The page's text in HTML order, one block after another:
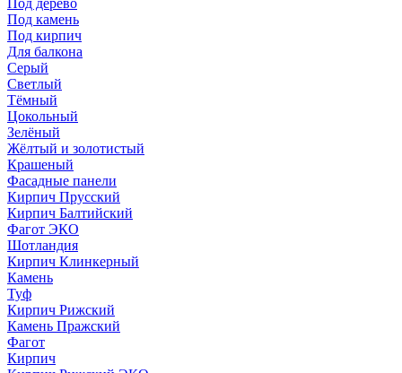
Под дерево
Под камень
Под кирпич
Для балкона
Серый
Светлый
Тёмный
Цокольный
Зелёный
Жёлтый и золотистый
Крашеный
Фасадные панели
Кирпич Прусский
Кирпич Балтийский
Фагот ЭКО
Шотландия
Кирпич Клинкерный
Камень
Туф
Кирпич Рижский
Камень Пражский
Фагот
Кирпич